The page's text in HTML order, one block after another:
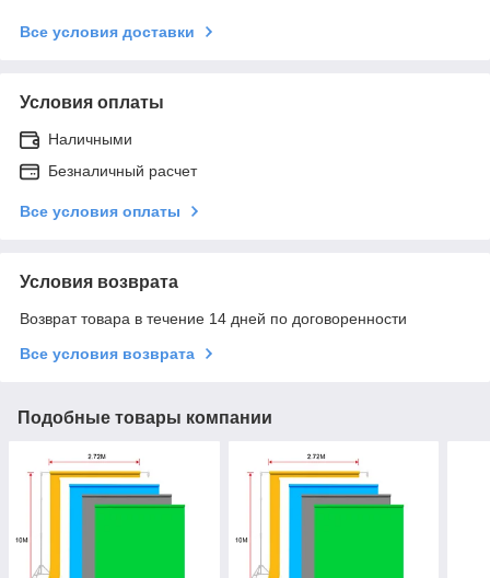
Все условия доставки
Условия оплаты
Наличными
Безналичный расчет
Все условия оплаты
Условия возврата
Возврат товара в течение 14 дней по договоренности
Все условия возврата
Подобные товары компании